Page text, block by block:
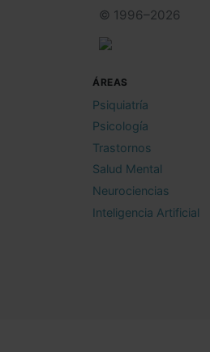
© 1996–2026
ÁREAS
Psiquiatría
Psicología
Trastornos
Salud Mental
Neurociencias
Inteligencia Artificial